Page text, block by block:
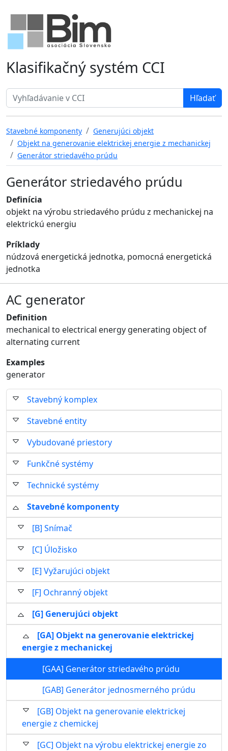
Klasifikačný systém CCI
Search term
Stavebný komplex
Stavebné entity
Vybudované priestory
Funkčné systémy
Technické systémy
Stavebné komponenty
[B] Snímač
[C] Úložisko
[E] Vyžarujúci objekt
[F] Ochranný objekt
[G] Generujúci objekt
[GA] Objekt na generovanie elektrickej
energie z mechanickej
[GAA] Generátor striedavého prúdu
[GAB] Generátor jednosmerného prúdu
[GB] Objekt na generovanie elektrickej
energie z chemickej
[GC] Objekt na výrobu elektrickej energie zo
Stavebné komponenty
Generujúci objekt
Objekt na generovanie elektrickej energie z mechanickej
Generátor striedavého prúdu
Generátor striedavého prúdu
Definícia
objekt na výrobu striedavého prúdu z mechanickej na
elektrickú energiu
Príklady
núdzová energetická jednotka, pomocná energetická
jednotka
AC generator
Definition
mechanical to electrical energy generating object of
alternating current
Examples
generator